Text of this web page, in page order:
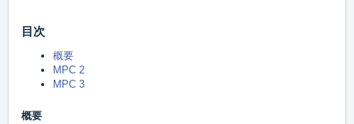
目次
概要
MPC 2
MPC 3
概要